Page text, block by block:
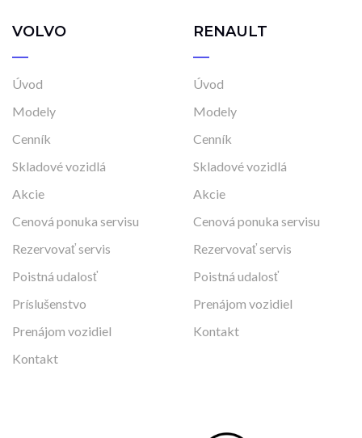
VOLVO
Úvod
Modely
Cenník
Skladové vozidlá
Akcie
Cenová ponuka servisu
Rezervovať servis
Poistná udalosť
Príslušenstvo
Prenájom vozidiel
Kontakt
RENAULT
Úvod
Modely
Cenník
Skladové vozidlá
Akcie
Cenová ponuka servisu
Rezervovať servis
Poistná udalosť
Prenájom vozidiel
Kontakt